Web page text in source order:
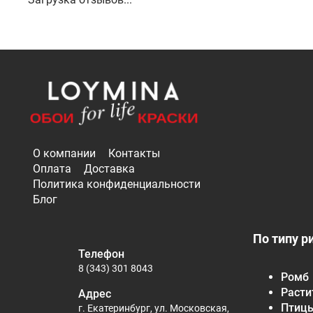
О компании
Контакты
Оплата
Доставка
Политика конфиденциальности
Блог
По типу
Ромб
Телефон
8 (343) 301 8043
Адрес
г. Екатеринбург, ул. Московская,